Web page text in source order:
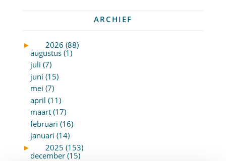
ARCHIEF
►
2026 (88)
augustus (1)
juli (7)
juni (15)
mei (7)
april (11)
maart (17)
februari (16)
januari (14)
►
2025 (153)
december (15)